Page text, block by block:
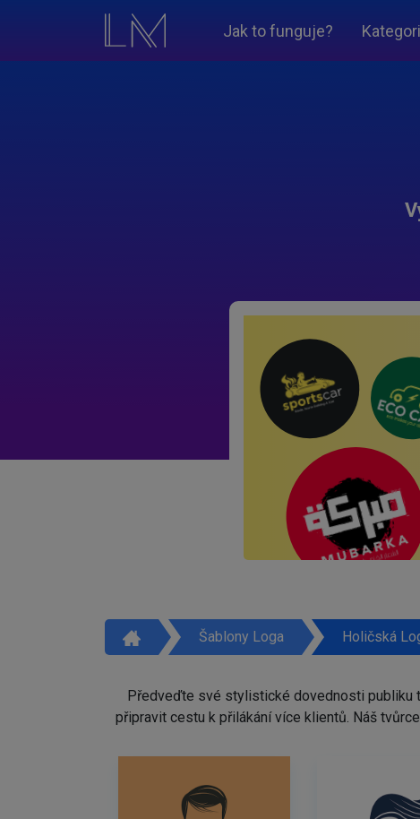
Jak to funguje?
Šablony Loga Holičská
Předveďte své stylistické dovednosti publiku
připravit cestu k přilákání více klientů. Náš